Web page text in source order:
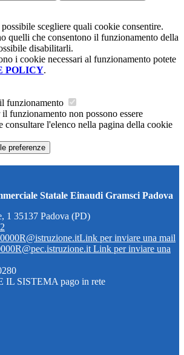
scegliere quali cookie consentire.
quelli che consentono il funzionamento della
disabilitarli.
i cookie necessari al funzionamento potete
POLICY.
funzionamento
funzionamento non possono essere
consultare l'elenco nella pagina della cookie
preferenze
Statale Einaudi Gramsci Padova
1 35137 Padova (PD)
Link per inviare una mail
Link per inviare una
IL SISTEMA pago in rete